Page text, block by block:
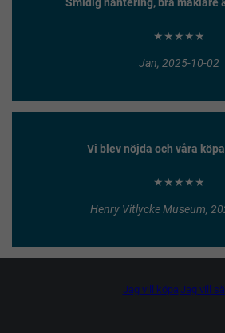
★★★★★
Jan, 2025-10-02
Vi blev nöjda och våra
★★★★★
Henry Vitlycke Museum,
Jag vill köpa Jag vill